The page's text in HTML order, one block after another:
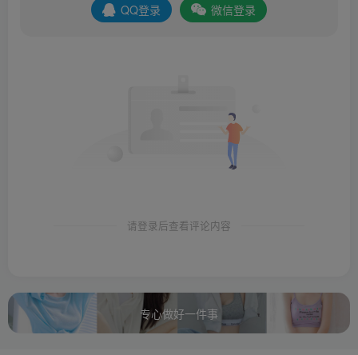
QQ登录 微信登录
请登录后查看评论内容
专心做好一件事